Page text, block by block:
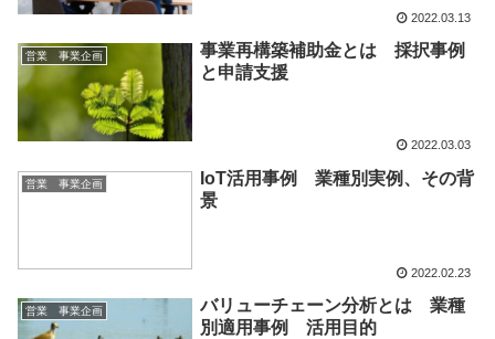
2022.03.13
営業 事業企画
事業再構築補助金とは 採択事例
と申請支援
2022.03.03
営業 事業企画
IoT活用事例 業種別実例、その背
景
2022.02.23
営業 事業企画
バリューチェーン分析とは 業種
別適用事例 活用目的